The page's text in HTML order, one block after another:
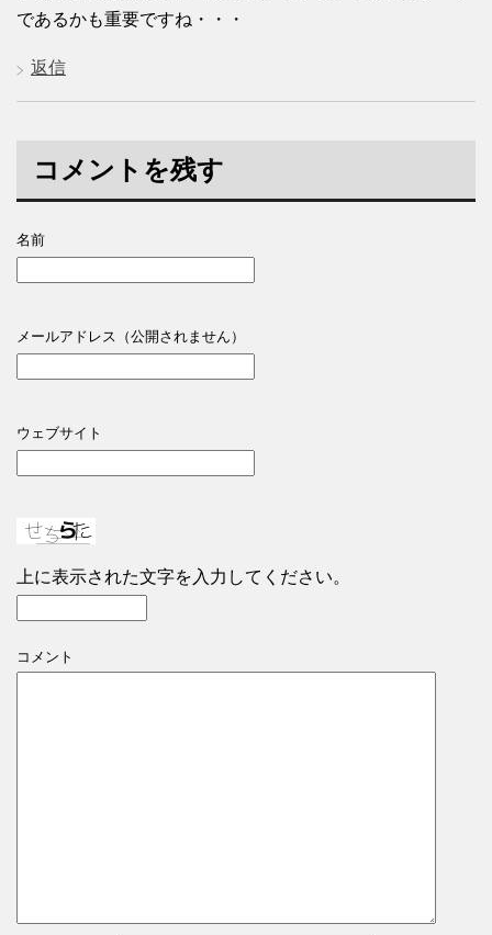
であるかも重要ですね・・・
返信
コメントを残す
名前
メールアドレス（公開されません）
ウェブサイト
上に表示された文字を入力してください。
コメント